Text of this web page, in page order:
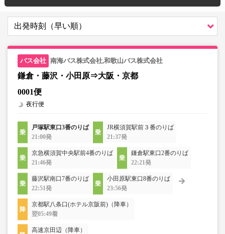
南海バス株式会社,和歌山バス株式会社
鎌倉・藤沢・小田原⇒大阪・京都
0001便
夜行便
戸塚駅東口3番のりば
21:00発
JR横須賀駅前３番のりば
21:37発
京急横須賀中央駅前4番のりば
21:46発
鎌倉駅東口2番のりば
22:21発
藤沢駅南口7番のりば
22:51発
小田原駅東口8番のりば
23:56発
京都駅八条口(ホテル京阪前)（降車）
翌05:49着
高速京田辺（降車）